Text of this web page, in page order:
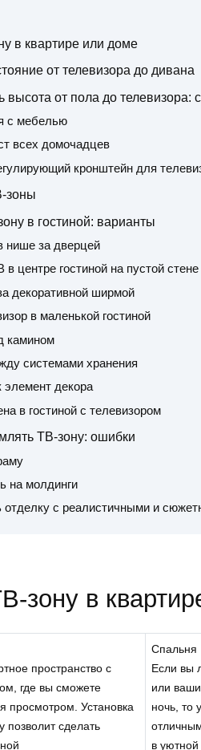
в квартире или доме
от телевизора до дивана
высота от пола до телевизора:
с мебелью
всех домочадцев
кронштейн для
зоны
в гостиной: варианты
нише за дверцей
в центре гостиной на пустой
декоративной ширмой
в маленькой гостиной
камином
системами хранения
элемент декора
в гостиной с телевизором
ТВ-зону: ошибки
на молдинги
отделку с реалистичными и
зону в
пространство с
где вы сможете
просмотром. Установка
сделать
Спальня
Если вы
или ваши
ночь, то
в